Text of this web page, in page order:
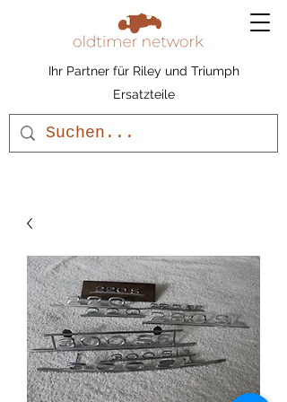
Ihr Partner für Riley und Triumph
Ersatzteile